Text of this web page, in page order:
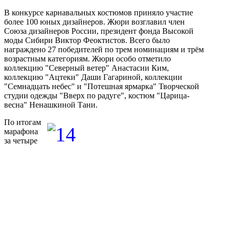
В конкурсе карнавальных костюмов приняло участие
более 100 юных дизайнеров. Жюри возглавил член
Союза дизайнеров России, президент фонда Высокой
моды Сибири Виктор Феоктистов. Всего было
награждено 27 победителей по трем номинациям и трём
возрастным категориям. Жюри особо отметило
коллекцию "Северный ветер" Анастасии Ким,
коллекцию "Ацтеки" Даши Гагариной, коллекции
"Семнадцать небес" и "Потешная ярмарка" Творческой
студии одежды "Вверх по радуге", костюм "Царица-
весна" Ненашкиной Тани.
По итогам
марафона
за четыре